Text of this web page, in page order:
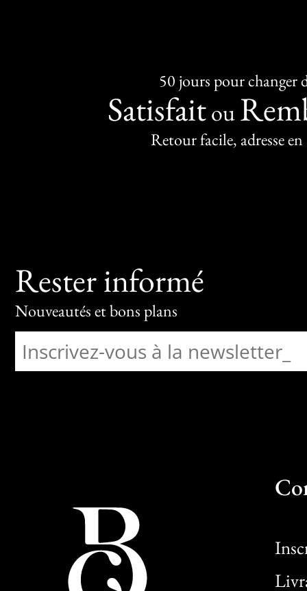
50 jours pour changer
Satisfaitou
Retour facile, adresse en
Rester informé
Nouveautés et bons plans